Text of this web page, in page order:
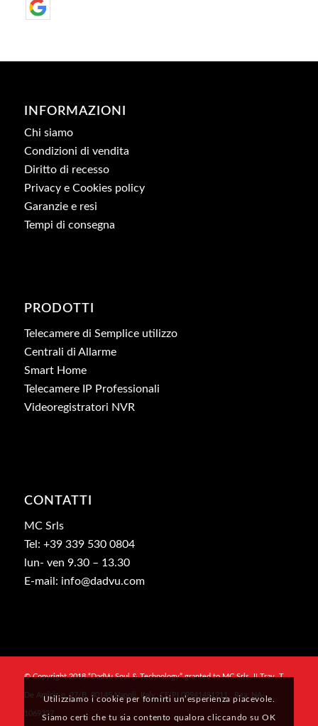
INFORMAZIONI
Chi siamo
Condizioni di vendita
Diritto di recesso
Privacy e Cookies policy
Garanzie e resi
Tempi di consegna
PRODOTTI
Telecamere di Semplice utilizzo
Centrali di Allarme
Smart Home
Telecamere IP Professionali
Videoregistratori NVR
CONTATTI
MC Srls
Tel: +39 339 530 0804
lun- ven 9.30 – 13.30
E-mail: info@dadvu.com
© Copyright 2018 “DadVu Soul & Technology” granted to MC Srls, II Trav. T.
De Amicis n. 27/B, 80145 Napoli, Italy, CF/PI 09941481211 , Rea: NA-
1069327
Utilizziamo i cookie per fornirti un’esperienza piacevole.
Siamo certi che tu sia contento qualora cliccando su OK